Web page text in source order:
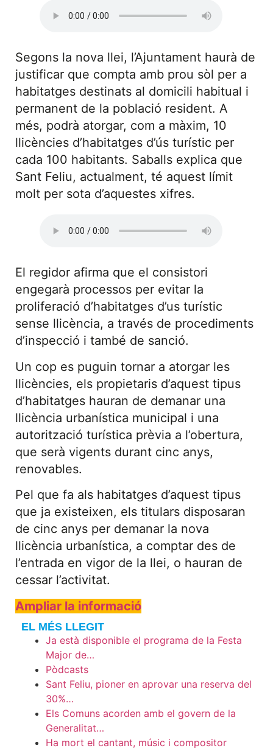
Segons la nova llei, l’Ajuntament haurà de
justificar que compta amb prou sòl per a
habitatges destinats al domicili habitual i
permanent de la població resident. A
més, podrà atorgar, com a màxim, 10
llicències d’habitatges d’ús turístic per
cada 100 habitants. Saballs explica que
Sant Feliu, actualment, té aquest límit
molt per sota d’aquestes xifres.
El regidor afirma que el consistori
engegarà processos per evitar la
proliferació d’habitatges d’us turístic
sense llicència, a través de procediments
d’inspecció i també de sanció.
Un cop es puguin tornar a atorgar les
llicències, els propietaris d’aquest tipus
d’habitatges hauran de demanar una
llicència urbanística municipal i una
autorització turística prèvia a l’obertura,
que serà vigents durant cinc anys,
renovables.
Pel que fa als habitatges d’aquest tipus
que ja existeixen, els titulars disposaran
de cinc anys per demanar la nova
llicència urbanística, a comptar des de
l’entrada en vigor de la llei, o hauran de
cessar l’activitat.
Ampliar la informació
EL MÉS LLEGIT
Ja està disponible el programa de la Festa
Major de…
Pòdcasts
Sant Feliu, pioner en aprovar una reserva del
30%…
Els Comuns acorden amb el govern de la
Generalitat…
Ha mort el cantant, músic i compositor